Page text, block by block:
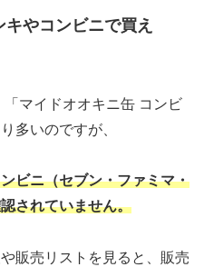
やコンビニで買え
「マイドオオキニ缶 コンビ
多いのですが、
ビニ（セブン・ファミマ・
されていません。
販売リストを見ると、販売